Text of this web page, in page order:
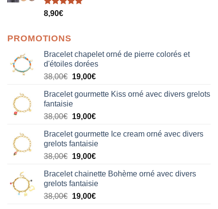
Note5.00
8,90€
PROMOTIONS
Bracelet chapelet orné de pierre colorés et
d'étoiles dorées
38,00€ Le
initial
était :
38,00€.
19,00€Le
actuel
19,00€.
Bracelet gourmette Kiss orné avec divers grelots
fantaisie
38,00€ Le
initial
était :
38,00€.
19,00€Le
actuel
est :
19,00€.
Bracelet gourmette Ice cream orné avec divers
grelots fantaisie
38,00€ Le
initial
était :
38,00€.
19,00€Le
actuel
est :
19,00€.
Bracelet chainette Bohème orné avec divers
grelots fantaisie
38,00€ Le
19,00€Le